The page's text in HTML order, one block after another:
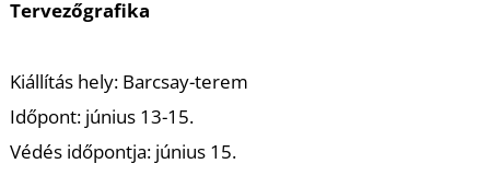
Tervezőgrafika
Kiállítás hely: Barcsay-terem
Időpont: június 13-15.
Védés időpontja: június 15.